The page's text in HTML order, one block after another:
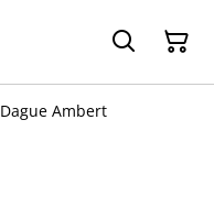
Dague Ambert